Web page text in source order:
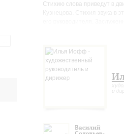
Стихию слова приведут в
и
Василий